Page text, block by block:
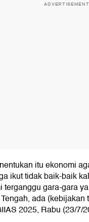
ADVERTISEMENT
itu ekonomi
ikut tidak baik-baik
terganggu gara-gara
ada (kebijakan
2025, Rabu (23/7/